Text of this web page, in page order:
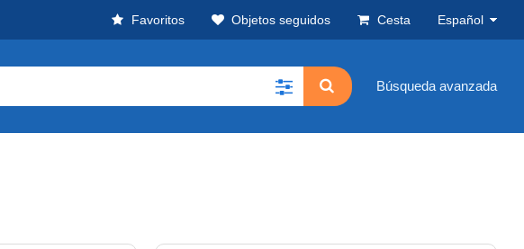
Favoritos Objetos seguidos Cesta Español
Búsqueda avanzada